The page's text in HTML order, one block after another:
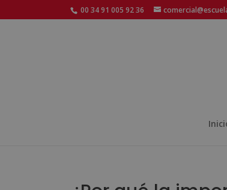
00 34 91 005 92 36